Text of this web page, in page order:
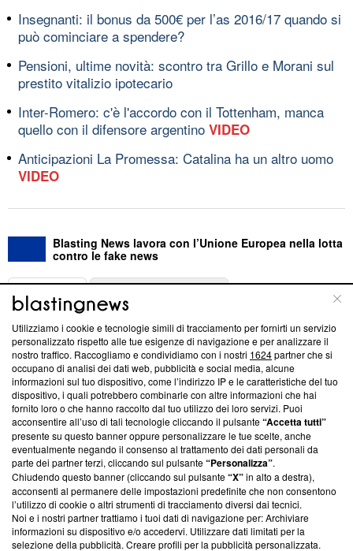
Insegnanti: il bonus da 500€ per l’as 2016/17 quando si
può cominciare a spendere?
Pensioni, ultime novità: scontro tra Grillo e Morani sul
prestito vitalizio ipotecario
Inter-Romero: c'è l'accordo con il Tottenham, manca
quello con il difensore argentino VIDEO
Anticipazioni La Promessa: Catalina ha un altro uomo
VIDEO
Blasting News lavora con l’Unione Europea nella lotta
contro le fake news
ABOUT
Questa sezione offre informazioni trasparenti su Blasting
News, sui nostri processi editoriali e su come ci impegniamo a
creare news di qualità. Inoltre, afferma la nostra aderenza a
‘Trust Project - News with Integrity’Blasting News non è
ancora membro del programma, ma ha richiesto di farne
parte; Trust Project non ha ancora effettuato una verifica di
conformità agli standard.
Su di noi
Team editoriale
Corporate
Utilizziamo i cookie e tecnologie simili di tracciamento per fornirti un servizio
personalizzato rispetto alle tue esigenze di navigazione e per analizzare il
nostro traffico. Raccogliamo e condividiamo con i nostri 1624partner che si
occupano di analisi dei dati web, pubblicità e social media, alcune
informazioni sul tuo dispositivo, come l’indirizzo IP e le caratteristiche del tuo
dispositivo, i quali potrebbero combinarle con altre informazioni che hai
fornito loro o che hanno raccolto dal tuo utilizzo dei loro servizi. Puoi
acconsentire all’uso di tali tecnologie cliccando il pulsante“Accetta tutti”
presente su questo banner oppure personalizzare le tue scelte, anche
eventualmente negando il consenso al trattamento dei dati personali da
parte dei partner terzi, cliccando sul pulsante“Personalizza”.
Chiudendo questo banner (cliccando sul pulsante“X”in alto a destra),
acconsenti al permanere delle impostazioni predefinite che non consentono
l’utilizzo di cookie o altri strumenti di tracciamento diversi dai tecnici.
Noi e i nostri partner trattiamo i tuoi dati di navigazione per: Archiviare
informazioni su dispositivo e/o accedervi. Utilizzare dati limitati per la
selezione della pubblicità. Creare profili per la pubblicità personalizzata.